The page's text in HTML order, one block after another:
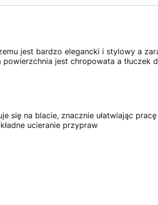
jest bardzo elegancki i stylowy a
jest chropowata a tłuczek
się na blacie, znacznie ułatwiając pracę
ucieranie przypraw